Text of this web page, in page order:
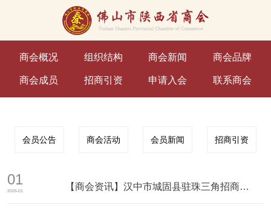
商会概况 组织结构 商会新闻 商会品牌
商会成员 招商引资 申请入会 联系商会
会员公告 商会活动 会员新闻 招商引资
01
2026-01 【商会资讯】汉中市城固县驻珠三角招商联络处莅